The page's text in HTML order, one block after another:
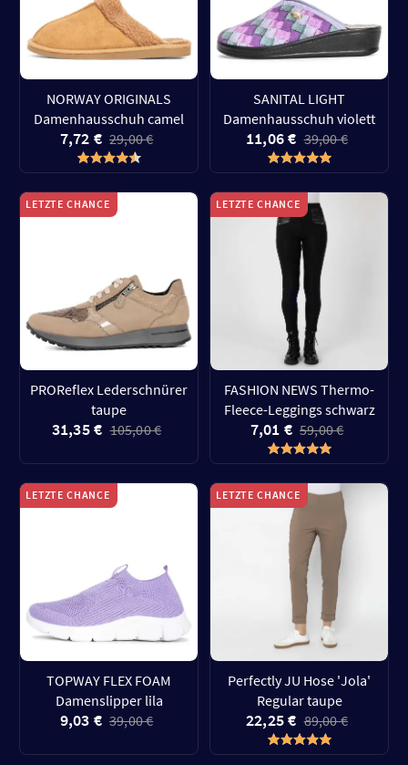
NORWAY ORIGINALS
Damenhausschuh camel
7,72 € 29,00 €
SANITAL LIGHT
Damenhausschuh violett
11,06 € 39,00 €
LETZTE CHANCE
PROReflex Lederschnürer
taupe
31,35 € 105,00 €
LETZTE CHANCE
FASHION NEWS Thermo-
Fleece-Leggings schwarz
7,01 € 59,00 €
LETZTE CHANCE
TOPWAY FLEX FOAM
Damenslipper lila
9,03 € 39,00 €
LETZTE CHANCE
Perfectly JU Hose 'Jola'
Regular taupe
22,25 € 89,00 €